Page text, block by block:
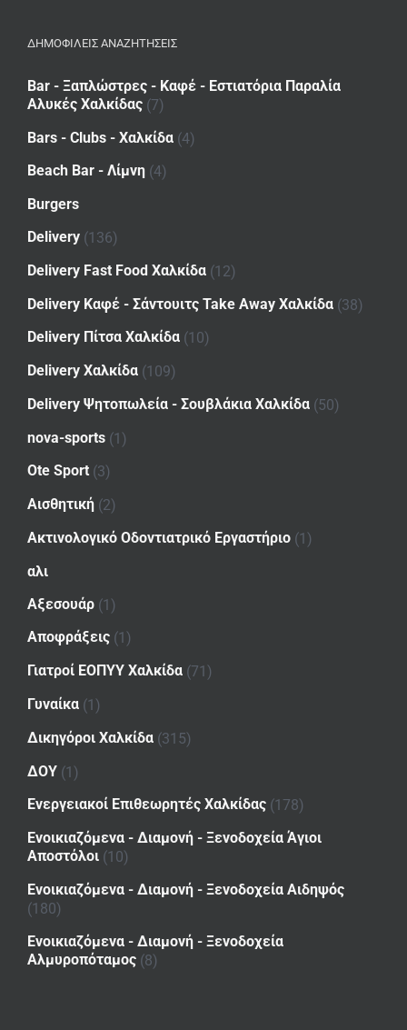
ΔΗΜΟΦΙΛΕΙΣ ΑΝΑΖΗΤΗΣΕΙΣ
Bar - Ξαπλώστρες - Καφέ - Εστιατόρια Παραλία
Αλυκές Χαλκίδας (7)
Bars - Clubs - Χαλκίδα (4)
Beach Bar - Λίμνη (4)
Burgers
Delivery (136)
Delivery Fast Food Χαλκίδα (12)
Delivery Καφέ - Σάντουιτς Take Away Χαλκίδα (38)
Delivery Πίτσα Χαλκίδα (10)
Delivery Χαλκίδα (109)
Delivery Ψητοπωλεία - Σουβλάκια Χαλκίδα (50)
nova-sports (1)
Ote Sport (3)
Αισθητική (2)
Ακτινολογικό Οδοντιατρικό Εργαστήριο (1)
αλι
Αξεσουάρ (1)
Αποφράξεις (1)
Γιατροί ΕΟΠΥΥ Χαλκίδα (71)
Γυναίκα (1)
Δικηγόροι Χαλκίδα (315)
ΔΟΥ (1)
Ενεργειακοί Επιθεωρητές Χαλκίδας (178)
Ενοικιαζόμενα - Διαμονή - Ξενοδοχεία Άγιοι
Αποστόλοι (10)
Ενοικιαζόμενα - Διαμονή - Ξενοδοχεία Αιδηψός
(180)
Ενοικιαζόμενα - Διαμονή - Ξενοδοχεία
Αλμυροπόταμος (8)